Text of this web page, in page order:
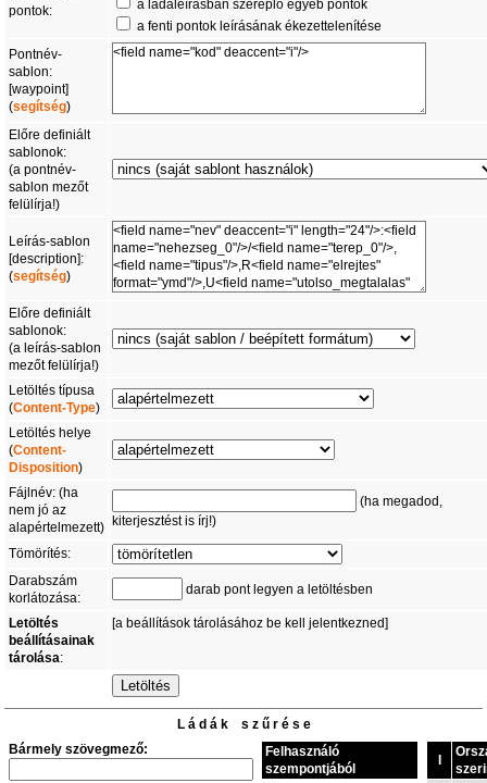
pontok:
a ládaleírásban szereplő egyéb pontok
a fenti pontok leírásának ékezettelenítése
Pontnév-
sablon:
[waypoint]
(segítség)
Előre definiált
sablonok:
(a pontnév-
sablon mezőt
felülírja!)
Leírás-sablon
[description]:
(segítség)
Előre definiált
sablonok:
(a leírás-sablon
mezőt felülírja!)
Letöltés típusa
(Content-Type)
Letöltés helye
(Content-
Disposition)
Fájlnév: (ha
nem jó az
alapértelmezett)
(ha megadod,
kiterjesztést is írj!)
Tömörítés:
Darabszám
korlátozása:
darab pont legyen a letöltésben
Letöltés
beállításainak
tárolása:
[a beállítások tárolásához be kell jelentkezned]
L á d á k s z ű r é s e
Bármely szövegmező:
Felhasználó
szempontjából